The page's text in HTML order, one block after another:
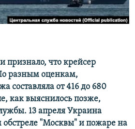
признало, что крейсер
разным оценкам,
составляла от 416 до 680
как выяснилось позже,
13 апреля Украина
обстреле "Москвы" и пожаре на